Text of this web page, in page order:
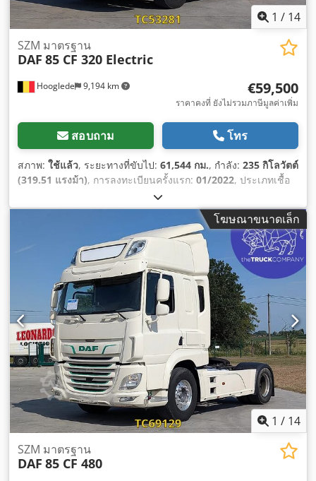
1 / 14
Hooglede 9,194 km
SZM มาตรฐาน
DAF 85 CF 320 Electric
€59,500
ราคาคงที่ ยังไม่รวมภาษีมูลค่าเพิ่ม
สอบถาม โทร
สภาพ: ใช้แล้ว, ระยะทางที่ขับไป: 61,544 กม., กำลัง: 235 กิโลวัตต์
(319.51 แรงม้า), การลงทะเบียนครั้งแรก: 01/2022, ประเภทเชื้อ
315/70 R22.5
4x2, เชื้อเพลิง:ไฟฟ้า, สี:อื่นๆ, ห้องโดยสารคนขับ:ห้องโดยสาร
, ปีที่ผลิต:2022, อุปกรณ์:กระจกมอง
ข้างปรับไฟฟ้า, การปรับหน้าต่างไฟฟ้า, ตู้เย็น, ระบบควบคุม
ความเร็วอัตโนมัติ, ระบบล็อกกลาง, สปอยเลอร์, เอบีเอส,
โฆษณาขนาดเล็ก
1 / 14
SZM มาตรฐาน
DAF 85 CF 480